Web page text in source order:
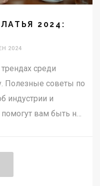
2024:
2024
среди
Полезные советы по
индустрии и
вам быть на